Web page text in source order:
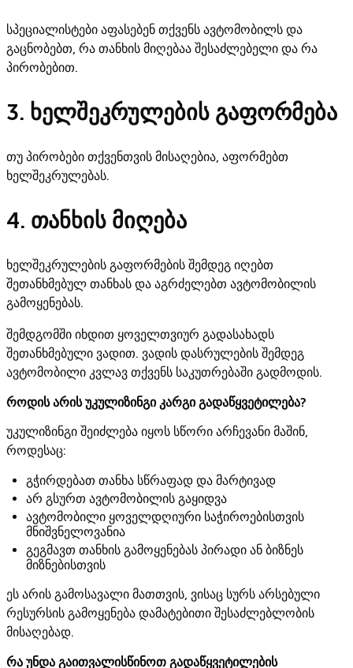
სპეციალისტები აფასებენ თქვენს ავტომობილს და
გაცნობებთ, რა თანხის მიღებაა შესაძლებელი და რა
პირობებით.
3. ხელშეკრულების გაფორმება
თუ პირობები თქვენთვის მისაღებია, აფორმებთ
ხელშეკრულებას.
4. თანხის მიღება
ხელშეკრულების გაფორმების შემდეგ იღებთ
შეთანხმებულ თანხას და აგრძელებთ ავტომობილის
გამოყენებას.
შემდგომში იხდით ყოველთვიურ გადასახადს
შეთანხმებული ვადით. ვადის დასრულების შემდეგ
ავტომობილი კვლავ თქვენს საკუთრებაში გადმოდის.
როდის არის უკულიზინგი კარგი გადაწყვეტილება?
უკულიზინგი შეიძლება იყოს სწორი არჩევანი მაშინ,
როდესაც:
გჭირდებათ თანხა სწრაფად და მარტივად
არ გსურთ ავტომობილის გაყიდვა
ავტომობილი ყოველდღიური საჭიროებისთვის
მნიშვნელოვანია
გეგმავთ თანხის გამოყენებას პირადი ან ბიზნეს
მიზნებისთვის
ეს არის გამოსავალი მათთვის, ვისაც სურს არსებული
რესურსის გამოყენება დამატებითი შესაძლებლობის
მისაღებად.
რა უნდა გაითვალისწინოთ გადაწყვეტილების